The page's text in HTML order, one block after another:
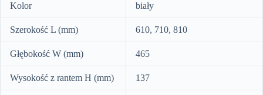
Kolor biały
Szerokość L (mm) 610, 710, 810
Głębokość W (mm) 465
Wysokość z rantem H (mm) 137